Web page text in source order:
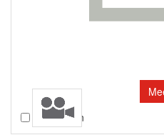
Vergelijken